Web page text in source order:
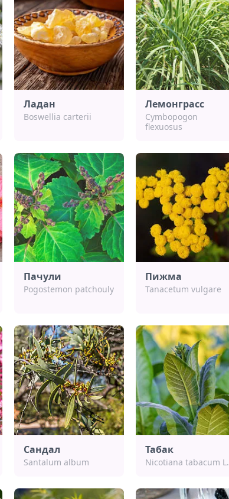
Ладан
Boswellia carterii
Лемонграсс
Cymbopogon
flexuosus
Пачули
Pogostemon patchoulу
Пижма
Tanacetum vulgare
Сандал
Santalum album
Табак
Nicotiana tabacum L.